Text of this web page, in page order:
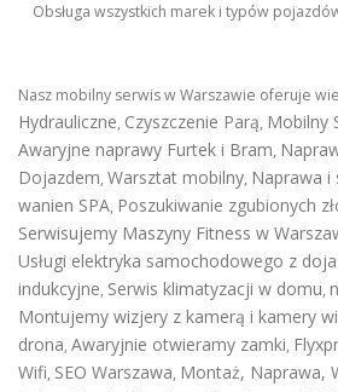
Obsługa wszystkich marek i typów
Nasz mobilny serwis w Warszawie oferuje
Hydrauliczne, Czyszczenie Parą, Mobilny
Awaryjne naprawy Furtek i Bram,
Dojazdem, Warsztat mobilny, Naprawa i
wanien SPA, Poszukiwanie zgubionych
Serwisujemy Maszyny Fitness w
Usługi elektryka samochodowego z
indukcyjne, Serwis klimatyzacji w domu,
Montujemy wizjery z kamerą i kamery
drona, Awaryjnie otwieramy zamki,
Wifi, SEO Warszawa, Montaż, Naprawa,